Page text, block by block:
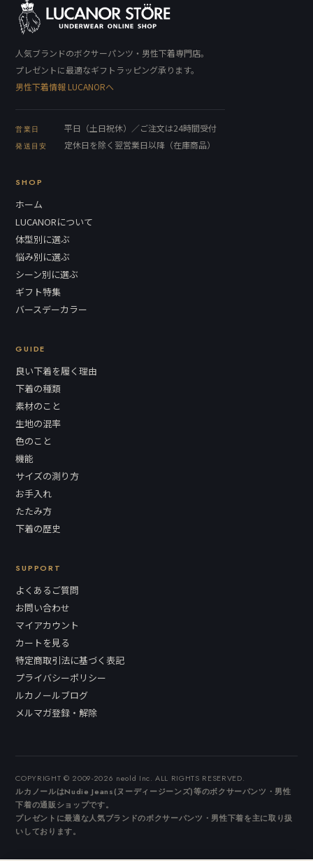
人気ブランドのボクサーパンツ・男性下着専門店。
プレゼントに最適なギフトラッピング承ります。
男性下着情報 LUCANORへ
営業日 平日（土日祝休）／ご注文は24時間受付
発送目安 定休日を除く翌営業日以降（在庫商品）
SHOP
ホーム
LUCANORについて
体型別に選ぶ
悩み別に選ぶ
シーン別に選ぶ
ギフト特集
バースデーカラー
GUIDE
良い下着を履く理由
下着の種類
素材のこと
生地の混率
色のこと
機能
サイズの測り方
お手入れ
たたみ方
下着の歴史
SUPPORT
よくあるご質問
お問い合わせ
マイアカウント
カートを見る
特定商取引法に基づく表記
プライバシーポリシー
ルカノールブログ
メルマガ登録・解除
COPYRIGHT © 2009-2026 neold Inc. ALL RIGHTS RESERVED.
ルカノールはNudie Jeans(ヌーディージーンズ)等のボクサーパンツ・男性
下着の通販ショップです。
プレゼントに最適な人気ブランドのボクサーパンツ・男性下着を主に取り扱
いしております。